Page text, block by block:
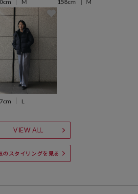
角度により、実物と色味が異なる場合がご
ズ感と実物は若干異なる場合もございます
。
、商品についている品質表示とアテンショ
。
M 158cm M
L
VIEW ALL
のスタイリングを見る